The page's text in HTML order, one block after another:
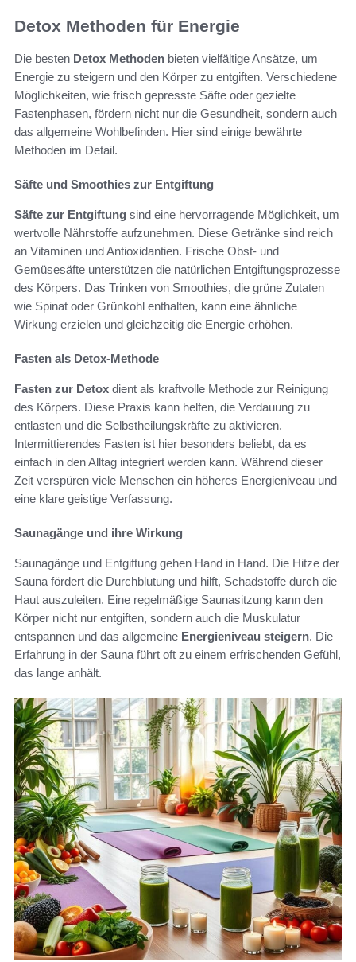
Detox Methoden für Energie
Die besten Detox Methoden bieten vielfältige Ansätze, um
Energie zu steigern und den Körper zu entgiften. Verschiedene
Möglichkeiten, wie frisch gepresste Säfte oder gezielte
Fastenphasen, fördern nicht nur die Gesundheit, sondern auch
das allgemeine Wohlbefinden. Hier sind einige bewährte
Methoden im Detail.
Säfte und Smoothies zur Entgiftung
Säfte zur Entgiftung sind eine hervorragende Möglichkeit, um
wertvolle Nährstoffe aufzunehmen. Diese Getränke sind reich
an Vitaminen und Antioxidantien. Frische Obst- und
Gemüsesäfte unterstützen die natürlichen Entgiftungsprozesse
des Körpers. Das Trinken von Smoothies, die grüne Zutaten
wie Spinat oder Grünkohl enthalten, kann eine ähnliche
Wirkung erzielen und gleichzeitig die Energie erhöhen.
Fasten als Detox-Methode
Fasten zur Detox dient als kraftvolle Methode zur Reinigung
des Körpers. Diese Praxis kann helfen, die Verdauung zu
entlasten und die Selbstheilungskräfte zu aktivieren.
Intermittierendes Fasten ist hier besonders beliebt, da es
einfach in den Alltag integriert werden kann. Während dieser
Zeit verspüren viele Menschen ein höheres Energieniveau und
eine klare geistige Verfassung.
Saunagänge und ihre Wirkung
Saunagänge und Entgiftung gehen Hand in Hand. Die Hitze der
Sauna fördert die Durchblutung und hilft, Schadstoffe durch die
Haut auszuleiten. Eine regelmäßige Saunasitzung kann den
Körper nicht nur entgiften, sondern auch die Muskulatur
entspannen und das allgemeine Energieniveau steigern. Die
Erfahrung in der Sauna führt oft zu einem erfrischenden Gefühl,
das lange anhält.